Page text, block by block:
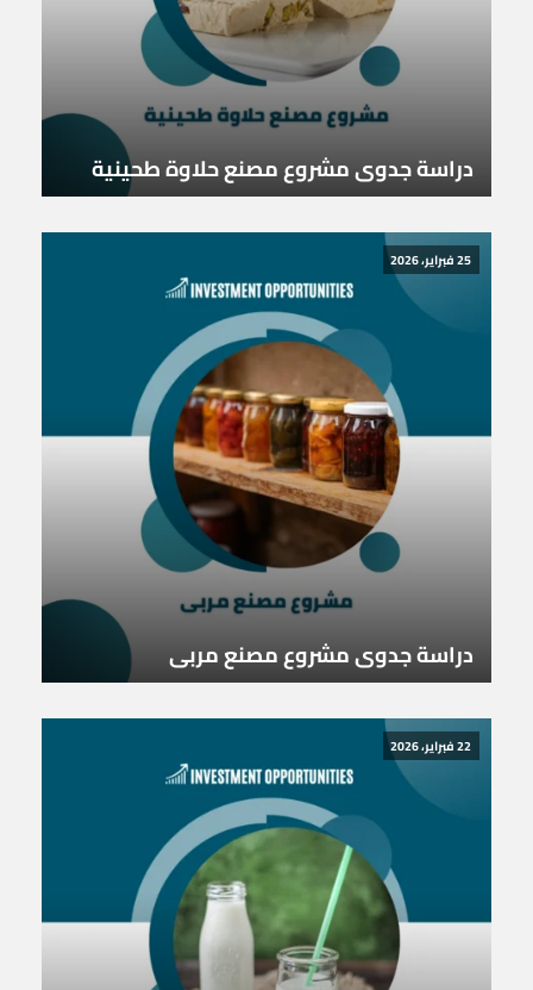
دراسة جدوى مشروع مصنع حلاوة طحينية
25 فبراير، 2026
دراسة جدوى مشروع مصنع مربى
22 فبراير، 2026